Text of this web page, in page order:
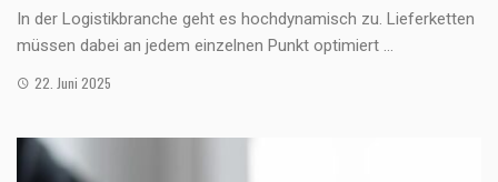
In der Logistikbranche geht es hochdynamisch zu. Lieferketten
müssen dabei an jedem einzelnen Punkt optimiert ...
22. Juni 2025